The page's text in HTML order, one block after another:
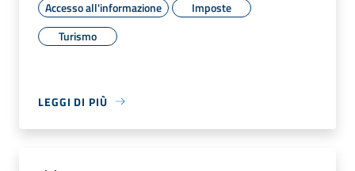
Accesso all'informazione
Imposte
Turismo
LEGGI DI PIÙ